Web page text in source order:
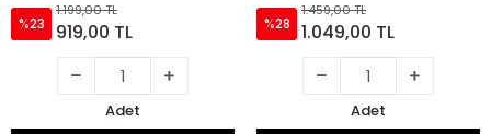
%23
1.199,00 TL
919,00 TL
Adet
%28
1.459,00 TL
1.049,00 TL
Adet